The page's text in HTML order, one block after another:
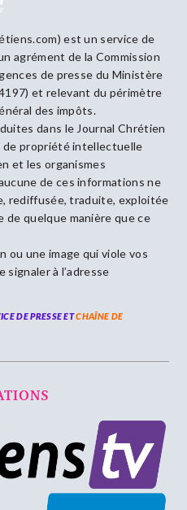
est un service de
agrément de la Commission
de presse du Ministère
et relevant du périmètre
des impôts.
dans le Journal Chrétien
propriété intellectuelle
et les organismes
de ces informations ne
rediffusée, traduite, exploitée
de quelque manière que ce
ou une image qui viole vos
signaler à l’adresse
DE PRESSE ETCHAÎNE DE